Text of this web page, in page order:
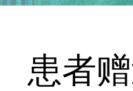
患者